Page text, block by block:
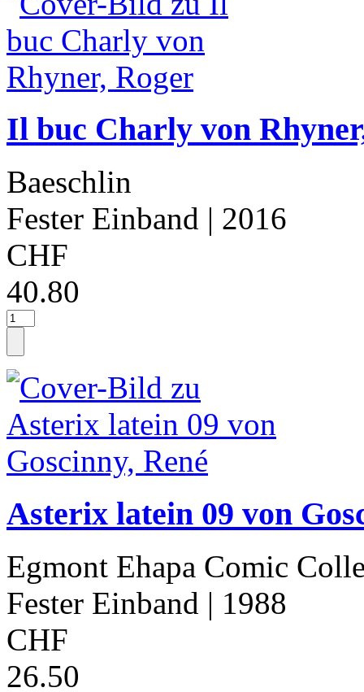
Il buc Charly von
Baeschlin
Fester Einband | 2016
CHF
40.80
Asterix latein 09 von
Egmont Ehapa Comic
Fester Einband | 1988
CHF
26.50